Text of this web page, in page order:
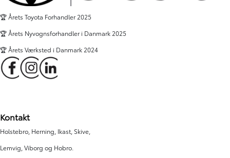
🏆 Årets Toyota Forhandler 2025
🏆 Årets Nyvognsforhandler i Danmark 2025
🏆 Årets Værksted i Danmark 2024
Kontakt
Holstebro, Herning, Ikast, Skive,
Lemvig, Viborg og Hobro.